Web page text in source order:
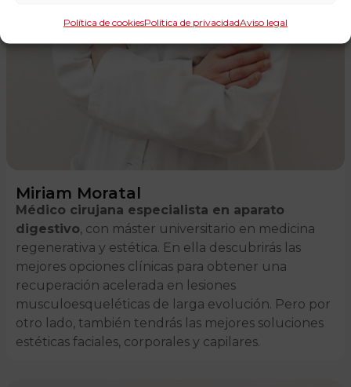
Política de cookiesPolítica de privacidadAviso legal
Miriam Moratal
Médico cirujana especialista en aparato
digestivo, con máster universitario en medicina
regenerativa y estética. En ella descubrirás las
mejores opciones clínicas para obtener una
recuperación acelerada en lesiones
musculoesqueléticas de larga evolución. Pero por
otro lado, también tendrás las mejores soluciones
estéticas faciales, corporales y capilares.